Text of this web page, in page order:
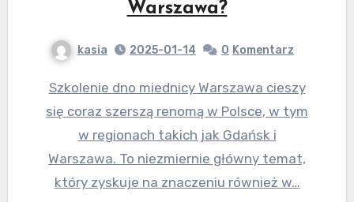
Warszawa?
kasia 2025-01-14 0 Komentarz
Szkolenie dno miednicy Warszawa cieszy
się coraz szerszą renomą w Polsce, w tym
w regionach takich jak Gdańsk i
Warszawa. To niezmiernie główny temat,
który zyskuje na znaczeniu również w…